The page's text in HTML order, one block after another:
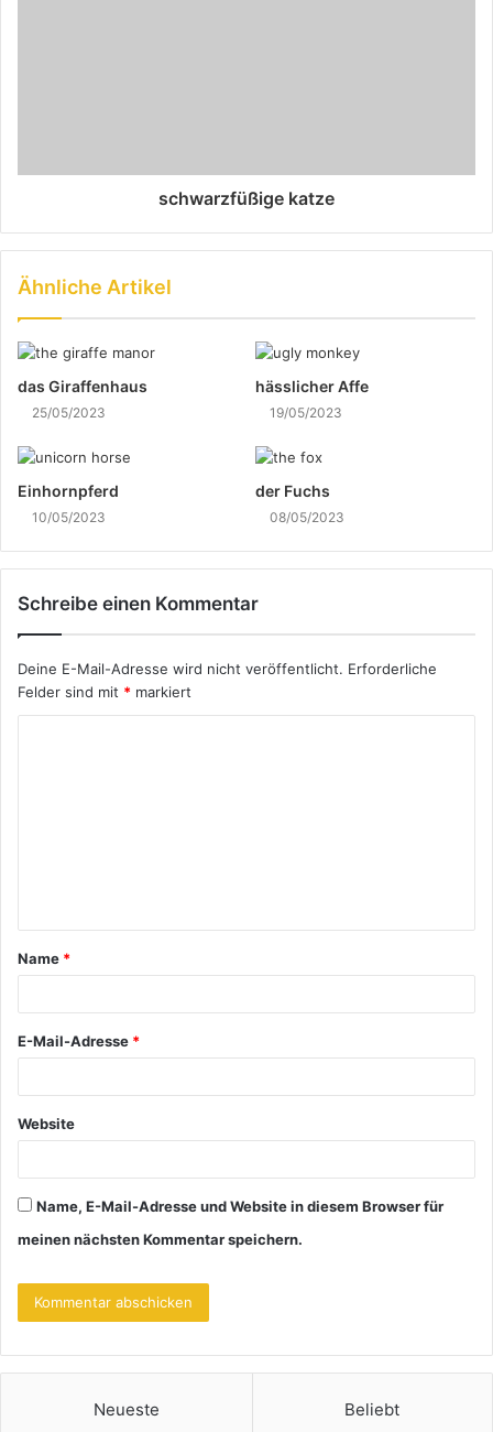
schwarzfüßige katze
Ähnliche Artikel
das Giraffenhaus
25/05/2023
hässlicher Affe
19/05/2023
Einhornpferd
10/05/2023
der Fuchs
08/05/2023
Schreibe einen Kommentar
Deine E-Mail-Adresse wird nicht veröffentlicht. Erforderliche
Felder sind mit * markiert
t
a
Name *
E-Mail-Adresse *
Website
Name, E-Mail-Adresse und Website in diesem Browser für
meinen nächsten Kommentar speichern.
Neueste Beliebt